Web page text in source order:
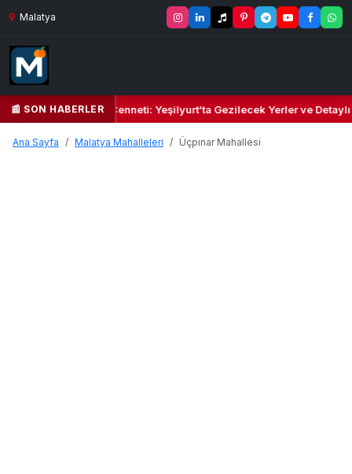
Malatya
📰 SON HABERLER
Yeşil Kalbi ve Kültür Cenneti: Yeşilyurt’ta Gezilecek Yerler ve Detaylı
Ana Sayfa Malatya Mahalleleri Üçpınar Mahallesi